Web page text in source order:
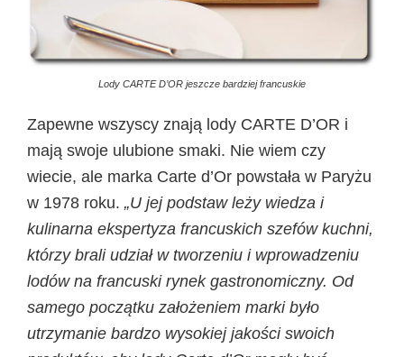
Lody CARTE D’OR jeszcze bardziej francuskie
Zapewne wszyscy znają lody CARTE D’OR i
mają swoje ulubione smaki. Nie wiem czy
wiecie, ale marka Carte d’Or powstała w Paryżu
w 1978 roku. „U jej podstaw leży wiedza i
kulinarna ekspertyza francuskich szefów kuchni,
którzy brali udział w tworzeniu i wprowadzeniu
lodów na francuski rynek gastronomiczny. Od
samego początku założeniem marki było
utrzymanie bardzo wysokiej jakości swoich